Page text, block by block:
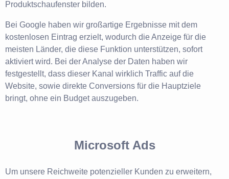
Produktschaufenster bilden.
Bei Google haben wir großartige Ergebnisse mit dem
kostenlosen Eintrag erzielt, wodurch die Anzeige für die
meisten Länder, die diese Funktion unterstützen, sofort
aktiviert wird. Bei der Analyse der Daten haben wir
festgestellt, dass dieser Kanal wirklich Traffic auf die
Website, sowie direkte Conversions für die Hauptziele
bringt, ohne ein Budget auszugeben.
Microsoft Ads
Um unsere Reichweite potenzieller Kunden zu erweitern,